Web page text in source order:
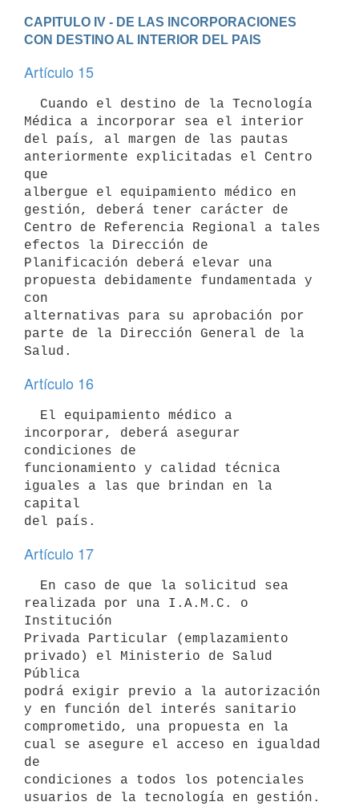
CAPITULO IV - DE LAS INCORPORACIONES
CON DESTINO AL INTERIOR DEL PAIS
Artículo 15
Médica a incorporar sea el interior
del país, al margen de las pautas
anteriormente explicitadas el Centro
que
albergue el equipamiento médico en
gestión, deberá tener carácter de
Centro de Referencia Regional a tales
efectos la Dirección de
Planificación deberá elevar una
propuesta debidamente fundamentada y
con
alternativas para su aprobación por
parte de la Dirección General de la
Artículo 16
incorporar, deberá asegurar
condiciones de
funcionamiento y calidad técnica
iguales a las que brindan en la
capital
Artículo 17
realizada por una I.A.M.C. o
Institución
Privada Particular (emplazamiento
privado) el Ministerio de Salud
Pública
podrá exigir previo a la autorización
y en función del interés sanitario
comprometido, una propuesta en la
cual se asegure el acceso en igualdad
de
condiciones a todos los potenciales
usuarios de la tecnología en gestión.